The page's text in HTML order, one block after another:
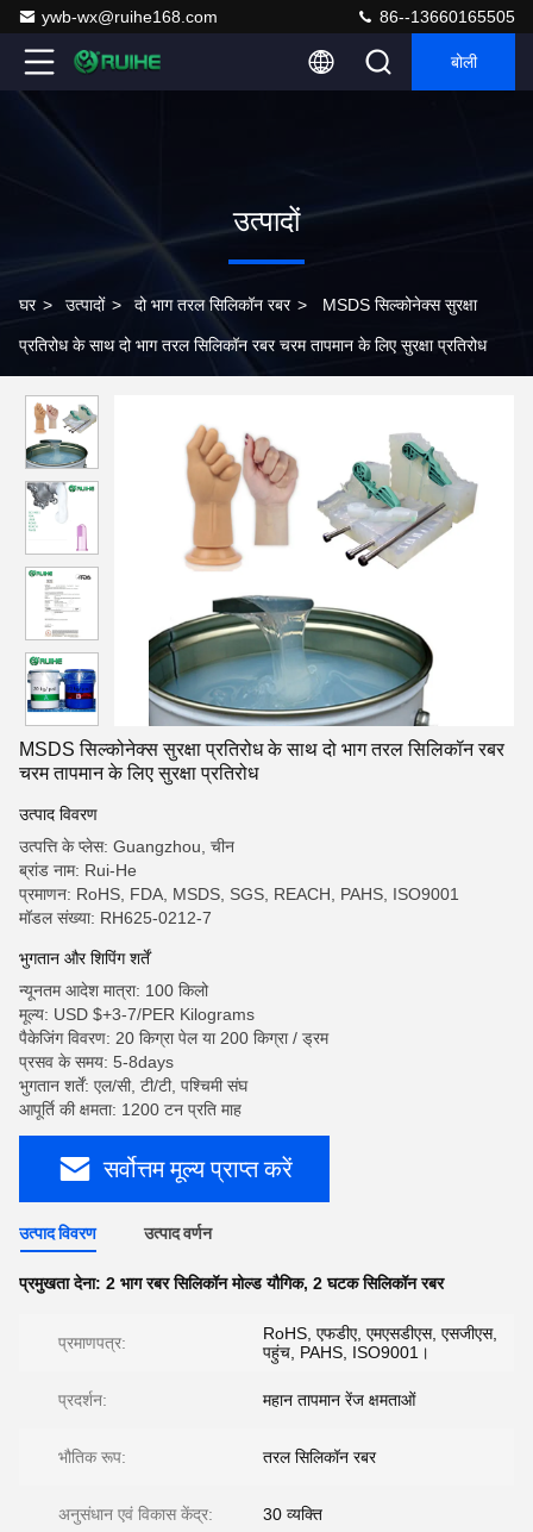
ywb-wx@ruihe168.com 86--13660165505
बोली
उत्पादों
घर > उत्पादों > दो भाग तरल सिलिकॉन रबर > MSDS सिल्कोनेक्स सुरक्षा
प्रतिरोध के साथ दो भाग तरल सिलिकॉन रबर चरम तापमान के लिए सुरक्षा प्रतिरोध
MSDS सिल्कोनेक्स सुरक्षा प्रतिरोध के साथ दो भाग तरल सिलिकॉन रबर
चरम तापमान के लिए सुरक्षा प्रतिरोध
उत्पाद विवरण
उत्पत्ति के प्लेस: Guangzhou, चीन
ब्रांड नाम: Rui-He
प्रमाणन: RoHS, FDA, MSDS, SGS, REACH, PAHS, ISO9001
मॉडल संख्या: RH625-0212-7
भुगतान और शिपिंग शर्तें
न्यूनतम आदेश मात्रा: 100 किलो
मूल्य: USD $+3-7/PER Kilograms
पैकेजिंग विवरण: 20 किग्रा पेल या 200 किग्रा / ड्रम
प्रसव के समय: 5-8days
भुगतान शर्तें: एल/सी, टी/टी, पश्चिमी संघ
आपूर्ति की क्षमता: 1200 टन प्रति माह
सर्वोत्तम मूल्य प्राप्त करें
उत्पाद विवरण उत्पाद वर्णन
प्रमुखता देना: 2 भाग रबर सिलिकॉन मोल्ड यौगिक, 2 घटक सिलिकॉन रबर
प्रमाणपत्र:
RoHS, एफडीए, एमएसडीएस, एसजीएस,
पहुंच, PAHS, ISO9001।
प्रदर्शन: महान तापमान रेंज क्षमताओं
भौतिक रूप: तरल सिलिकॉन रबर
अनुसंधान एवं विकास केंद्र: 30 व्यक्ति